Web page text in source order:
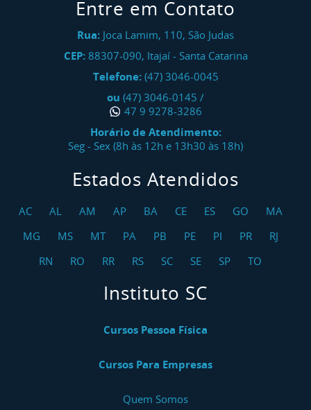
Entre em Contato
Rua: Joca Lamim, 110, São Judas
CEP: 88307-090, Itajaí- Santa Catarina
Telefone: (47) 3046-0045
ou (47) 3046-0145 /
47 9 9278-3286
Horário de Atendimento:
Seg - Sex (8h às 12h e 13h30 às 18h)
Estados Atendidos
AC AL AM AP BA CE ES GO
MA
MG
MS MT PA PB PE PI PR
RJ
RN
RO RR RS SC SE SP TO
Instituto SC
Cursos Pessoa Física
Cursos Para Empresas
Quem Somos